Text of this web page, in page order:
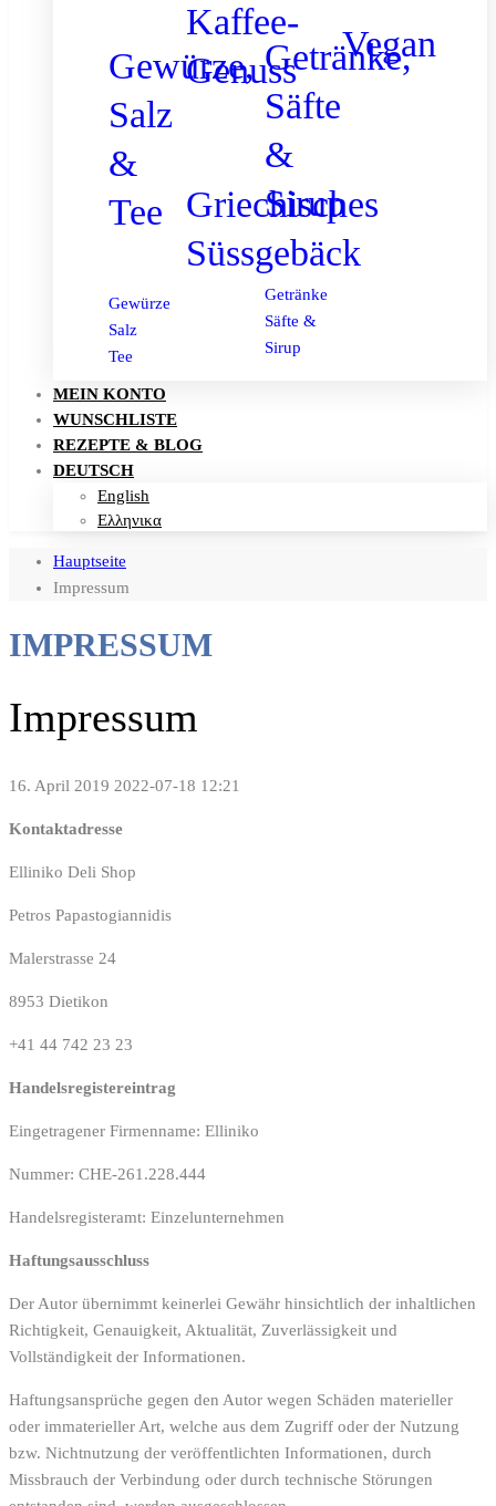
Gewürze,
Salz
&
Tee
Gewürze
Salz
Tee
Kaffee-
Genuss
Griechisches
Süssgebäck
Getränke,
Säfte
&
Sirup
Getränke
Säfte &
Sirup
Vegan
MEIN KONTO
WUNSCHLISTE
REZEPTE & BLOG
DEUTSCH
English
Ελληνικα
Hauptseite
Impressum
IMPRESSUM
Impressum
16. April 2019 2022-07-18 12:21
Kontaktadresse
Elliniko Deli Shop
Petros Papastogiannidis
Malerstrasse 24
8953 Dietikon
+41 44 742 23 23
Handelsregistereintrag
Eingetragener Firmenname: Elliniko
Nummer: CHE-261.228.444
Handelsregisteramt: Einzelunternehmen
Haftungsausschluss
Der Autor übernimmt keinerlei Gewähr hinsichtlich der inhaltlichen
Richtigkeit, Genauigkeit, Aktualität, Zuverlässigkeit und
Vollständigkeit der Informationen.
Haftungsansprüche gegen den Autor wegen Schäden materieller
oder immaterieller Art, welche aus dem Zugriff oder der Nutzung
bzw. Nichtnutzung der veröffentlichten Informationen, durch
Missbrauch der Verbindung oder durch technische Störungen